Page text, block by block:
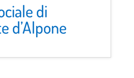
di
d’Alpone